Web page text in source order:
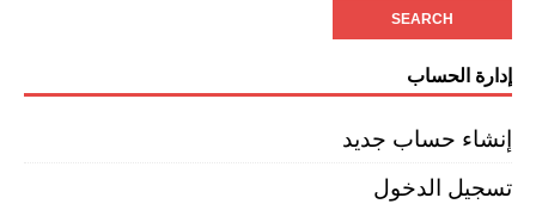
إدارة الحساب
إنشاء حساب جديد
تسجيل الدخول